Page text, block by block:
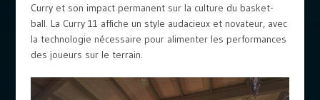
Curry et son impact permanent sur la culture du basket-
ball. La Curry 11 affiche un style audacieux et novateur, avec
la technologie nécessaire pour alimenter les performances
des joueurs sur le terrain.